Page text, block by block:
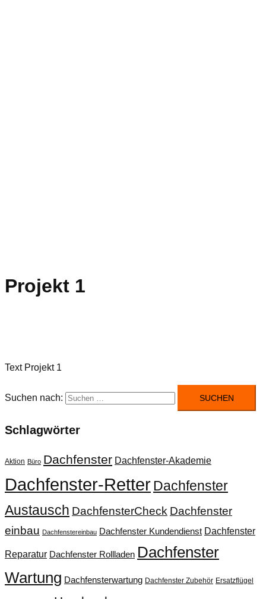
Projekt 1
Text Projekt 1
Suchen nach:
Schlagwörter
Aktion Büro Dachfenster Dachfenster-Akademie
Dachfenster-RetterDachfenster
Austausch DachfensterCheck Dachfenster
einbau Dachfenstereinbau Dachfenster Kundendienst Dachfenster
Reparatur Dachfenster Rollladen Dachfenster
Wartung Dachfensterwartung Dachfenster Zubehör Ersatzflügel